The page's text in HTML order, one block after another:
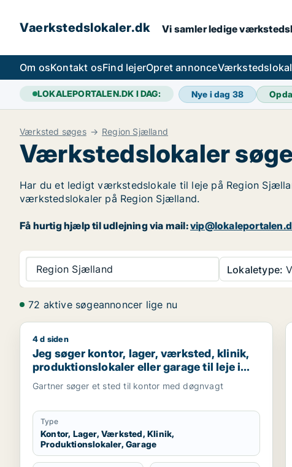
Vaerkstedslokaler.dk Vi samler ledige
Om osKontakt osFind lejerOpret annonce
LOKALEPORTALEN.DK I DAG: Nye i dag 38
Værksted søges Region Sjælland
Værkstedslokaler
Har du et ledigt værkstedslokale til leje på Region
værkstedslokaler på Region Sjælland.
Få hurtig hjælp til udlejning via mail:
Region Sjælland Lokaletype:
72 aktive søgeannoncer lige nu
Jeg søger kontor, lager, værksted, klinik,
4 d siden
Jeg søger kontor, lager, værksted, klinik,
produktionslokaler eller garage til leje i
Holbæk
Gartner søger et sted til kontor med døgnvagt
Type
Kontor, Lager, Værksted, Klinik,
Produktionslokaler, Garage